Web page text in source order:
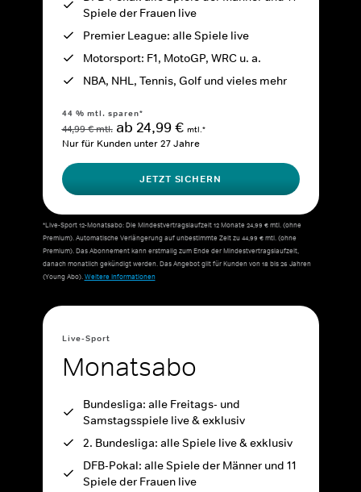
Spiele der Frauen live
Premier League: alle Spiele live
Motorsport: F1, MotoGP, WRC u. a.
NBA, NHL, Tennis, Golf und vieles mehr
44 % mtl. sparen*
44,99 € mtl. ab 24,99 € mtl.*
Nur für Kunden unter 27 Jahre
JETZT SICHERN
*Live-Sport 12-Monatsabo: Die Mindestvertragslaufzeit 12 Monate 24,99 € mtl. (ohne
Premium). Automatische Verlängerung auf unbestimmte Zeit zu 44,99 € mtl. (ohne
Premium). Das Abonnement kann erstmalig zum Ende der Mindestvertragslaufzeit,
danach monatlich gekündigt werden. Das Angebot gilt für Kunden von 18 bis 26 Jahren
(Young Abo).Weitere Informationen
Live-Sport
Monatsabo
Bundesliga: alle Freitags- und
Samstagsspiele live & exklusiv
2. Bundesliga: alle Spiele live & exklusiv
DFB-Pokal: alle Spiele der Männer und 11
Spiele der Frauen live